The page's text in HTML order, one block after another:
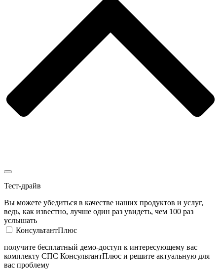
Тест-драйв
Вы можете убедиться в качестве наших продуктов и услуг,
ведь, как известно, лучше один раз увидеть, чем 100 раз
услышать
КонсультантПлюс
получите бесплатный демо-доступ к интересующему вас
комплекту СПС КонсультантПлюс и решите актуальную для
вас проблему